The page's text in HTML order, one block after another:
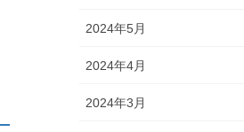
2024年5月
2024年4月
2024年3月